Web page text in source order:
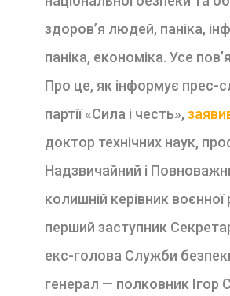
здоров’я людей, паніка,
паніка, економіка. Усе
Про це, як інформує прес-
партії «Сила і честь»,
доктор технічних наук,
Надзвичайний і
колишній керівник воєнної
перший заступник
екс-голова Служби
генерал — полковник Ігор